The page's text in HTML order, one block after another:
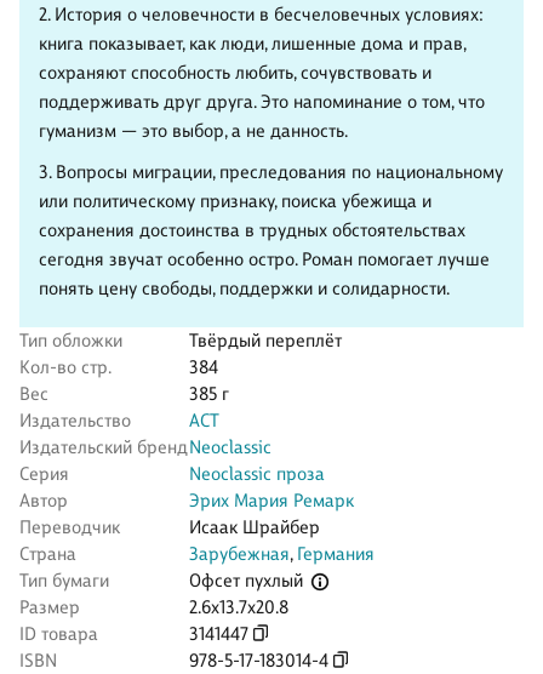
2. История о человечности в бесчеловечных условиях:
книга показывает, как люди, лишенные дома и прав,
сохраняют способность любить, сочувствовать и
поддерживать друг друга. Это напоминание о том, что
гуманизм — это выбор, а не данность.
3. Вопросы миграции, преследования по национальному
или политическому признаку, поиска убежища и
сохранения достоинства в трудных обстоятельствах
сегодня звучат особенно остро. Роман помогает лучше
понять цену свободы, поддержки и солидарности.
Тип обложки
Твёрдый переплёт
Кол-во стр.
384
Вес
385 г
Издательство
АСТ
Издательский брендNeoclassic
Серия
Neoclassic проза
Автор
Эрих Мария Ремарк
Переводчик
Исаак Шрайбер
Страна
Зарубежная, Германия
Тип бумаги
Офсет пухлый
Размер
2.6x13.7x20.8
ID товара
3141447
ISBN
978-5-17-183014-4